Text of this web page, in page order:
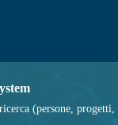
(persone,